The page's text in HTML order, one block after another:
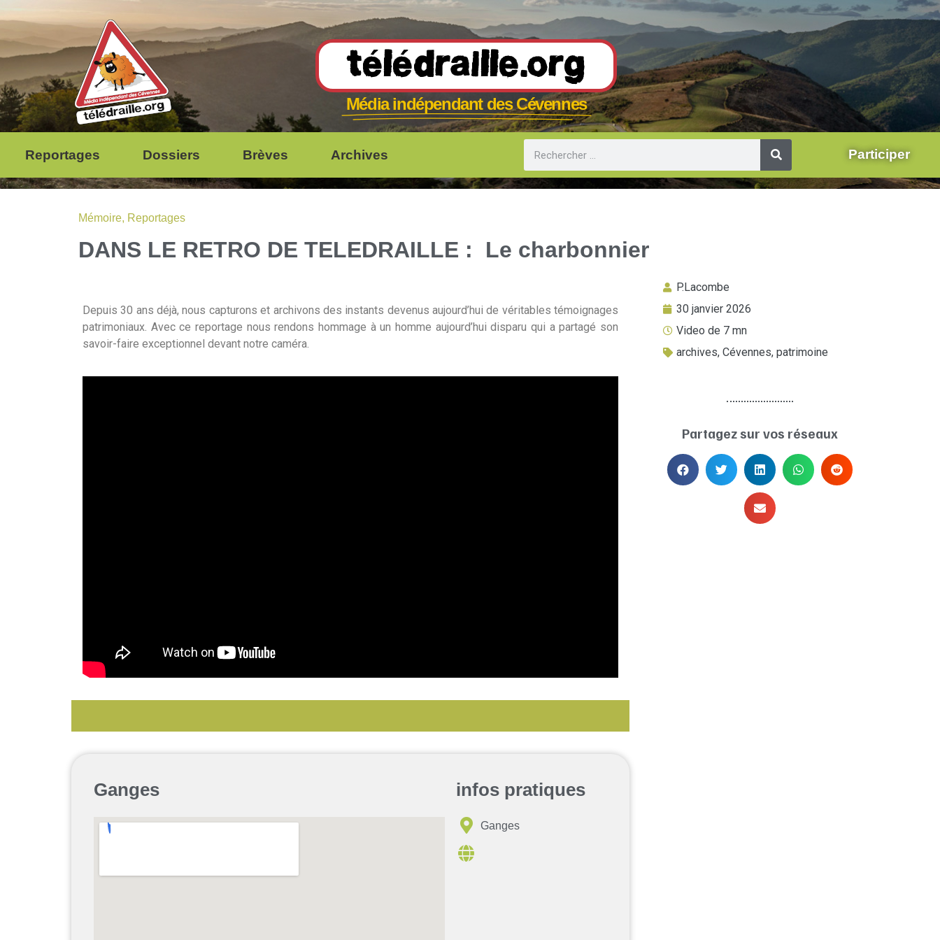
Télédraille.org
Média indépendant des Cévennes
Reportages Dossiers Brèves Archives Participer
Mémoire, Reportages
DANS LE RETRO DE TELEDRAILLE : Le charbonnier
Depuis 30 ans déjà, nous capturons et archivons des instants devenus aujourd’hui de véritables témoignages
patrimoniaux. Avec ce reportage nous rendons hommage à un homme aujourd’hui disparu qui a partagé son
savoir-faire exceptionnel devant notre caméra.
Ganges infos pratiques
Ganges
P.Lacombe
30 janvier 2026
Video de 7 mn
archives, Cévennes, patrimoine
Partagez sur vos réseaux